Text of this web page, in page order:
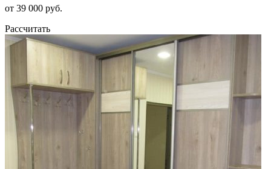
от 39 000 руб.
Рассчитать